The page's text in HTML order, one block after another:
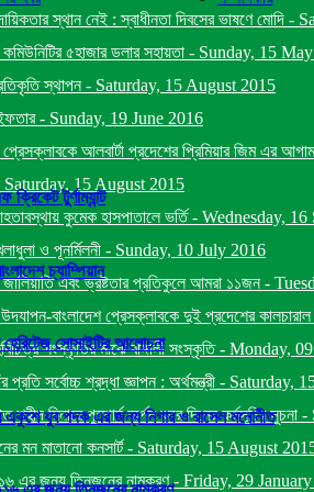
স্থান নেই : স্বাধীনতা দিবসের ভাষণে মোদি -
৫হাজার ডলার সহায়তা - Sunday, 15
স্থাপন- Saturday, 15 August 2015
- Sunday, 19 June 2016
আলবার্টা প্রদেশের প্রিমিয়ার জিম এর আগাম
Saturday, 15 August 2015
কুমেক হাসপাতালে ভর্তি- Wednesday, 16
ও পূনর্মিলনী - Sunday, 10 July 2016
এবং ভ্রষ্টতার প্রতিকুলে আমরা ১১জন-
বাংলাদেশ প্রেসক্লাবকে দুই প্রদেশের কালচারাল
সংস্কৃতির মাঝে বাঙ্গালী সংস্কৃতি- Monday,
সর্বোচ্চ শ্রদ্ধা জ্ঞাপন : অর্থমন্ত্রী - Saturday,
শহীদ মিনারে পুস্পার্ঘ অর্পন করে দিনের কর্মসূচির সুচনা -
মন মাতানো কনসার্ট- Saturday, 15 August
এর জন্য তিনজনের নামকরণ- Friday, 29
টুর্ণাম্যান্ট
চ্যাম্পিয়ান
হেরিটেজ সোসাইটির আলোচনা
একুশে যুব পদক এর জন্য নিগার ও রাসেল মনোনীত